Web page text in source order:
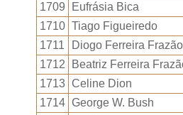
1709
Eufrásia Bica
1710 Tiago Figueiredo
1711
Diogo Ferreira Frazão
1712
Beatriz Ferreira
1713 Celine Dion
1714 George W. Bush